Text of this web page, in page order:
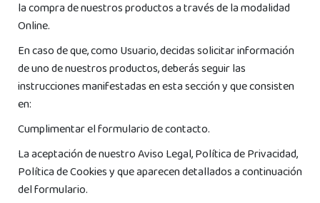
la compra de nuestros productos a través de la modalidad
Online.
En caso de que, como Usuario, decidas solicitar información
de uno de nuestros productos, deberás seguir las
instrucciones manifestadas en esta sección y que consisten
en:
Cumplimentar el formulario de contacto.
La aceptación de nuestro Aviso Legal, Política de Privacidad,
Política de Cookies y que aparecen detallados a continuación
del formulario.